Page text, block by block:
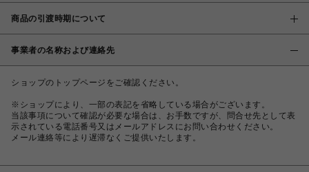
商品の引渡時期について
事業者の名称および連絡先
ショップのトップページをご確認ください。
※ショップにより、一部の表記を省略している場合がございます。
当該事項について確認が必要な場合は、お手数ですが、問合せ先として表
示されている電話番号又はメールアドレスにお問い合わせください。
メール連絡等により遅滞なくご提供いたします。